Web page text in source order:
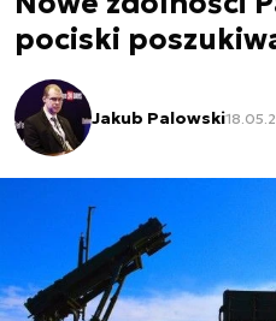
pociski
Jakub Palowski